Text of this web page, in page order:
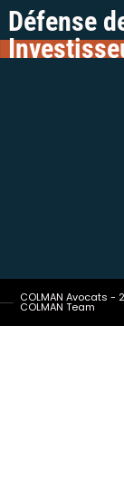
Défense
COLMAN Avocats
COLMAN Team